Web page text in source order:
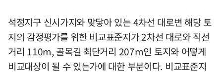
석정지구 신시가지와 맞닿아 있는 4차선 대로변 해당 토
지의 감정평가를 위한 비교표준지가 2차선 대로와 직선
거리 110m, 골목길 최단거리 207m인 토지와 어떻게
비교대상이 될 수 있는가에 대한 부분이다. 비교표준지